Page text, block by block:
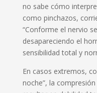
no sabe cómo
como pinchazos,
“Conforme el nervio
desapareciendo el
sensibilidad total y
En casos extremos,
noche”, la compresión